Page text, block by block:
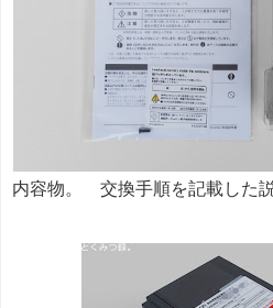
内容物。 交換手順を記載した説